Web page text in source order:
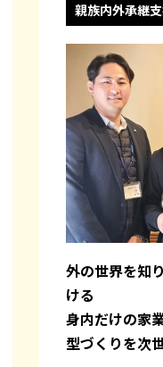
親族内外承継
外の世界を知
ける
身内だけの家
型づくりを次